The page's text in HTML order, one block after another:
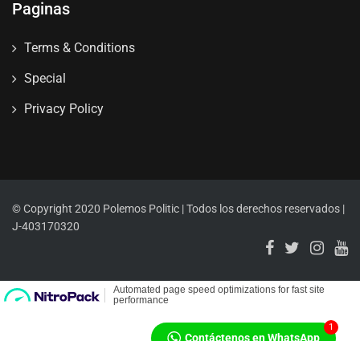
Paginas
Terms & Conditions
Special
Privacy Policy
© Copyright 2020 Polemos Politic | Todos los derechos reservados |
J-403170320
Contáctenos en WhatsApp
1